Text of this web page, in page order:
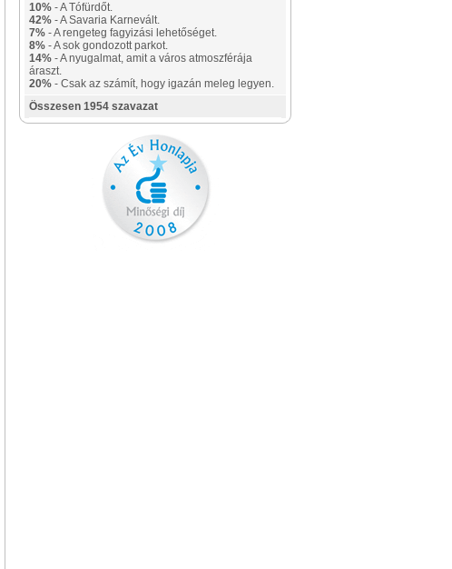
10% - A Tófürdőt.
42% - A Savaria Karnevált.
7% - A rengeteg fagyizási lehetőséget.
8% - A sok gondozott parkot.
14% - A nyugalmat, amit a város atmoszférája
áraszt.
20% - Csak az számít, hogy igazán meleg legyen.
Összesen 1954 szavazat